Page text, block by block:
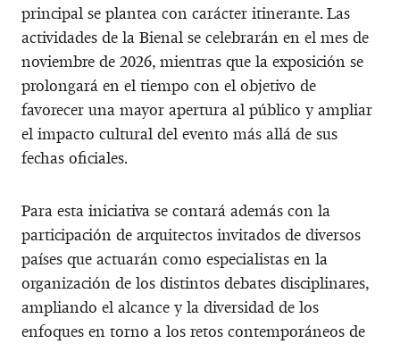
principal se plantea con carácter itinerante. Las
actividades de la Bienal se celebrarán en el mes de
noviembre de 2026, mientras que la exposición se
prolongará en el tiempo con el objetivo de
favorecer una mayor apertura al público y ampliar
el impacto cultural del evento más allá de sus
fechas oficiales.
Para esta iniciativa se contará además con la
participación de arquitectos invitados de diversos
países que actuarán como especialistas en la
organización de los distintos debates disciplinares,
ampliando el alcance y la diversidad de los
enfoques en torno a los retos contemporáneos de